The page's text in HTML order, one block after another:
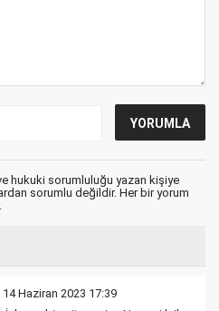
hukuki sorumluluğu yazan kişiye
sorumlu değildir. Her bir yorum
Haziran 2023 17:39